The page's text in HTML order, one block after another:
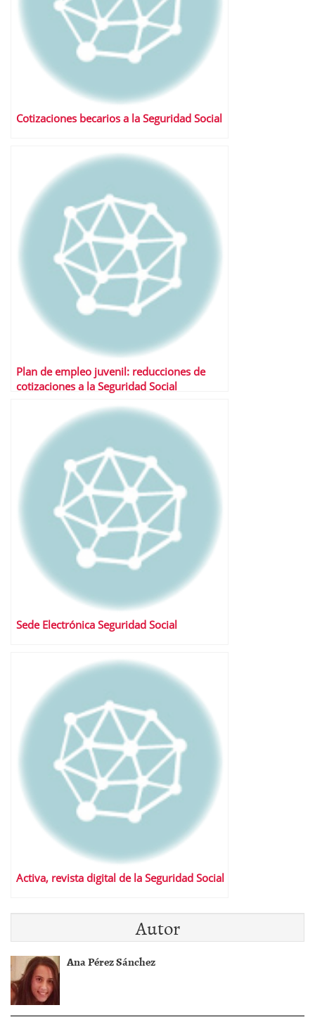
Cotizaciones becarios a la Seguridad Social
Plan de empleo juvenil: reducciones de
cotizaciones a la Seguridad Social
Sede Electrónica Seguridad Social
Activa, revista digital de la Seguridad Social
Autor
Ana Pérez Sánchez